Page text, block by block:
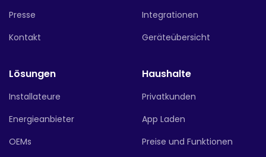
Presse
Kontakt
Integrationen
Geräteübersicht
Lösungen
Installateure
Energieanbieter
OEMs
Haushalte
Privatkunden
App Laden
Preise und Funktionen